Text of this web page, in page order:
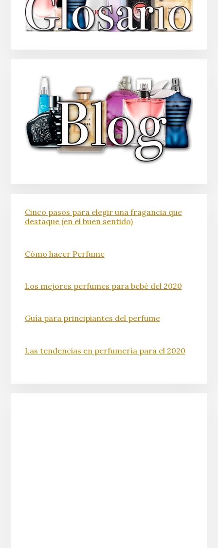
Cinco pasos para elegir una fragancia que
destaque (en el buen sentido)
Cómo hacer Perfume
Los mejores perfumes para bebé del 2020
Guía para principiantes del perfume
Las tendencias en perfumería para el 2020